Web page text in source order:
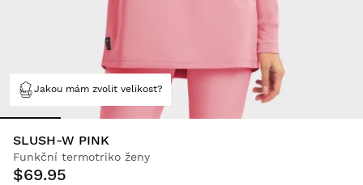
Jakou mám zvolit velikost?
SLUSH-W PINK
Funkční termotriko ženy
$69.95